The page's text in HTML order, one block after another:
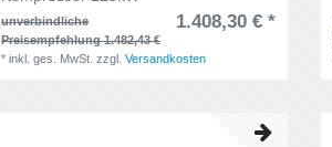
unverbindliche
Preisempfehlung 1.482,43 €
1.408,30 € *
*inkl. ges. MwSt. zzgl.Versandkosten